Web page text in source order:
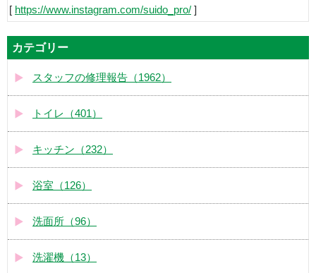
[ https://www.instagram.com/suido_pro/ ]
カテゴリー
スタッフの修理報告（1962）
トイレ（401）
キッチン（232）
浴室（126）
洗面所（96）
洗濯機（13）